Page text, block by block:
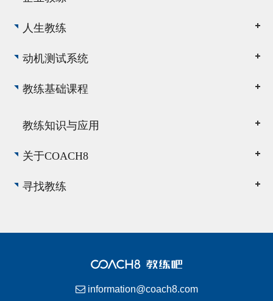
人生教练
动机测试系统
教练基础课程
教练知识与应用
关于COACH8
寻找教练
information@coach8.com